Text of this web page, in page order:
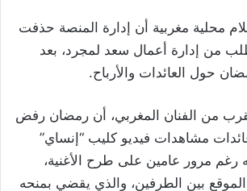
محلية مغربية أن إدارة المنصة حذفت
طلب من إدارة أعمال سعد لمجرد، بعد
حول العائدات والأرباح.
من الفنان المغربي، أن رمضان رفض
مشاهدات فيديو كليب “إنساي”
رغم مرور عامين على طرح الأغنية،
الموقع بين الطرفين، والذي يقضي بمنحه